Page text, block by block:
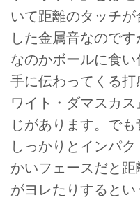
いて距離のタッチ
した金属音なので
なのかボールに食
手に伝わってくる
ワイト・ダマスカ
じがあります。でも
しっかりとインパ
かいフェースだと
がヨレたりすると